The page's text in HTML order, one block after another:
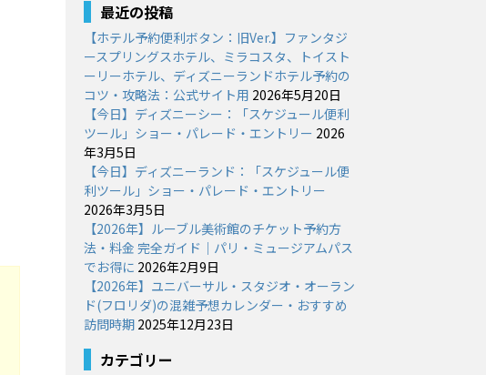
最近の投稿
【ホテル予約便利ボタン：旧Ver.】ファンタジ
ースプリングスホテル、ミラコスタ、トイスト
ーリーホテル、ディズニーランドホテル予約の
コツ・攻略法：公式サイト用 2026年5月20日
【今日】ディズニーシー：「スケジュール便利
ツール」ショー・パレード・エントリー 2026
年3月5日
【今日】ディズニーランド：「スケジュール便
利ツール」ショー・パレード・エントリー
2026年3月5日
【2026年】ルーブル美術館のチケット予約方
法・料金 完全ガイド｜パリ・ミュージアムパス
でお得に 2026年2月9日
【2026年】ユニバーサル・スタジオ・オーラン
ド(フロリダ)の混雑予想カレンダー・おすすめ
訪問時期 2025年12月23日
カテゴリー